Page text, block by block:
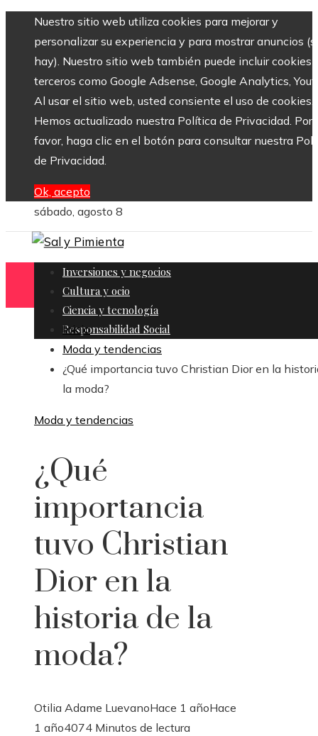
Nuestro sitio web utiliza cookies para mejorar y
personalizar su experiencia y para mostrar anuncios
hay). Nuestro sitio web también puede incluir cookies
terceros como Google Adsense, Google Analytics,
Al usar el sitio web, usted consiente el uso de cookies.
Hemos actualizado nuestra Política de Privacidad. Por
favor, haga clic en el botón para consultar nuestra
de Privacidad.
Ok, acepto
sábado, agosto 8
Inversiones y negocios
Cultura y ocio
Ciencia y tecnología
Responsabilidad Social
Inicio
Moda y tendencias
¿Qué importancia tuvo Christian Dior en la
la moda?
Moda y tendencias
¿Qué
importancia
tuvo Christian
Dior en la
historia de la
moda?
Otilia Adame LuevanoHace 1 añoHace
1 año4074 Minutos de lectura